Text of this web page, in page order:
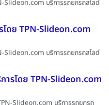
Slideon.com บริการรถยกรถสไลด์
โดย TPN-Slideon.com
Slideon.com บริการรถยกรถสไลด์
ารโดย TPN-Slideon.com
Slideon.com บริการรถยกรถ